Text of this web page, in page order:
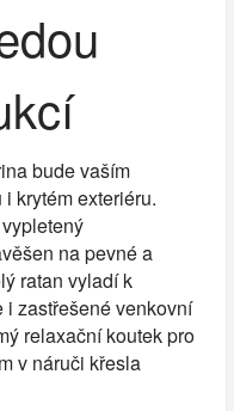
bude vaším
krytém exteriéru.
na pevné a
ratan vyladí k
zastřešené venkovní
relaxační koutek pro
v náruči křesla